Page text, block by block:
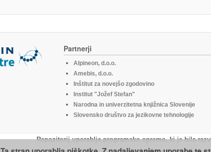
Partnerji
Alpineon, d.o.o.
Amebis, d.o.o.
Inštitut za novejšo zgodovino
Institut "Jožef Stefan"
Narodna in univerzitetna knjižnica Slovenije
Slovensko društvo za jezikovne tehnologije
Repozitorij uporablja programsko opremo, ki je bila